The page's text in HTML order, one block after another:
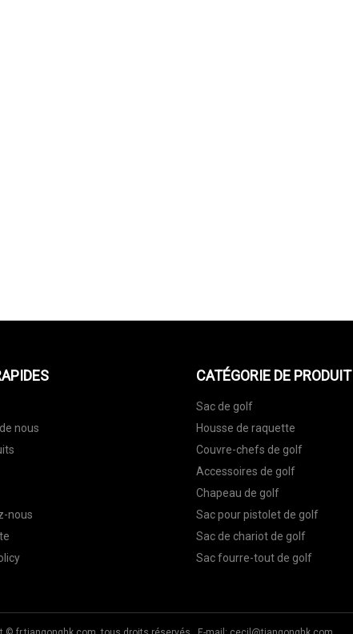
nous
nous
CATÉGORIE DE PRODUIT
Sac de golf
Housse de raquette
Couvre-chefs de golf
Accessoires de golf
Chapeau de golf
Sac pour pistolet de golf
Sac de chariot de golf
Sac fourre-tout de golf